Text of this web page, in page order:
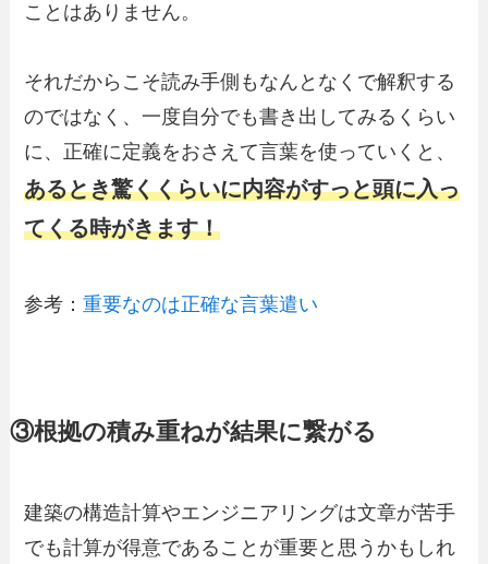
ことはありません。
それだからこそ読み手側もなんとなくで解釈する
のではなく、一度自分でも書き出してみるくらい
に、正確に定義をおさえて言葉を使っていくと、
あるとき驚くくらいに内容がすっと頭に入っ
てくる時がきます！
参考：重要なのは正確な言葉遣い
③根拠の積み重ねが結果に繋がる
建築の構造計算やエンジニアリングは文章が苦手
でも計算が得意であることが重要と思うかもしれ